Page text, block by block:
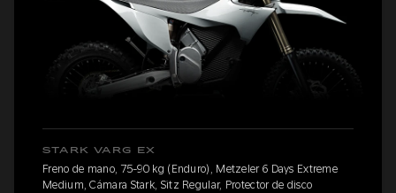
STARK VARG EX
Freno de mano, 75-90 kg (Enduro), Metzeler 6 Days Extreme
Medium, Cámara Stark, Sitz Regular, Protector de disco